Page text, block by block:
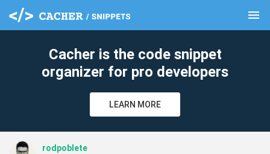
menu
Cacher is the code snippet
organizer for pro developers
LEARN MORE
rodpoblete
clear